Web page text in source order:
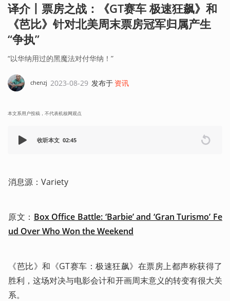
译介丨票房之战：《GT赛车 极速狂飙》和
《芭比》针对北美周末票房冠军归属产生
“争执”
“以华纳用过的黑魔法对付华纳！”
chenzj 2023-08-29 发布于 资讯
本文系用户投稿，不代表机核网观点
收听本文 02:45
消息源：Variety
原文： Box Office Battle: ‘Barbie’ and ‘Gran Turismo’ Fe
ud Over Who Won the Weekend
《芭比》和《GT赛车：极速狂飙》在票房上都声称获得了
胜利，这场对决与电影会计和开画周末意义的转变有很大关
系。